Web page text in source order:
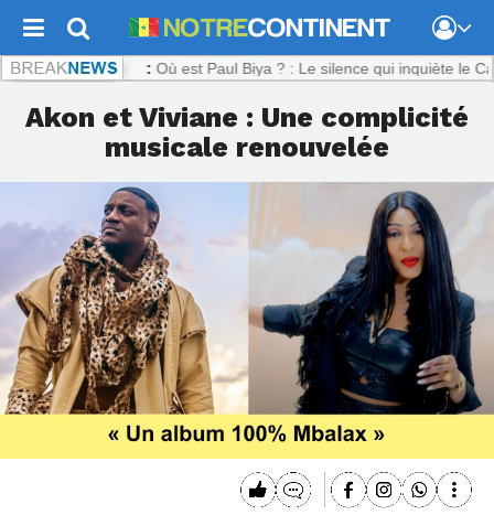
: Où est Paul Biya ? : Le silence qui inquiète le
Akon et Viviane : Une complicité
musicale renouvelée